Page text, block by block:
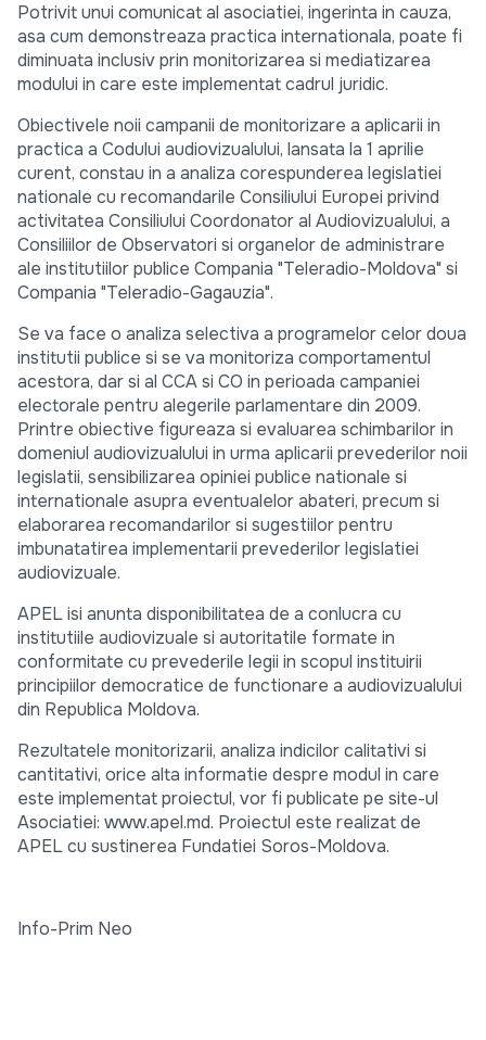
Potrivit unui comunicat al asociatiei, ingerinta in cauza,
asa cum demonstreaza practica internationala, poate fi
diminuata inclusiv prin monitorizarea si mediatizarea
modului in care este implementat cadrul juridic.
Obiectivele noii campanii de monitorizare a aplicarii in
practica a Codului audiovizualului, lansata la 1 aprilie
curent, constau in a analiza corespunderea legislatiei
nationale cu recomandarile Consiliului Europei privind
activitatea Consiliului Coordonator al Audiovizualului, a
Consiliilor de Observatori si organelor de administrare
ale institutiilor publice Compania "Teleradio-Moldova" si
Compania "Teleradio-Gagauzia".
Se va face o analiza selectiva a programelor celor doua
institutii publice si se va monitoriza comportamentul
acestora, dar si al CCA si CO in perioada campaniei
electorale pentru alegerile parlamentare din 2009.
Printre obiective figureaza si evaluarea schimbarilor in
domeniul audiovizualului in urma aplicarii prevederilor noii
legislatii, sensibilizarea opiniei publice nationale si
internationale asupra eventualelor abateri, precum si
elaborarea recomandarilor si sugestiilor pentru
imbunatatirea implementarii prevederilor legislatiei
audiovizuale.
APEL isi anunta disponibilitatea de a conlucra cu
institutiile audiovizuale si autoritatile formate in
conformitate cu prevederile legii in scopul instituirii
principiilor democratice de functionare a audiovizualului
din Republica Moldova.
Rezultatele monitorizarii, analiza indicilor calitativi si
cantitativi, orice alta informatie despre modul in care
este implementat proiectul, vor fi publicate pe site-ul
Asociatiei: www.apel.md. Proiectul este realizat de
APEL cu sustinerea Fundatiei Soros-Moldova.
Info-Prim Neo